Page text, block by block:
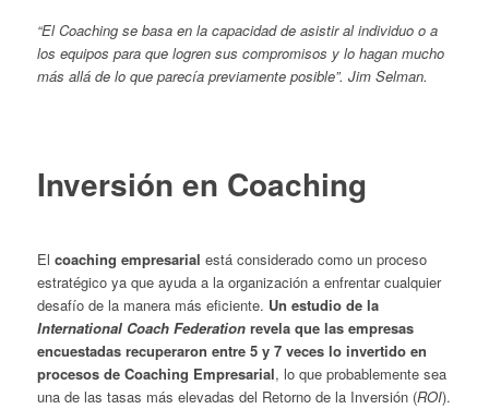
“El Coaching se basa en la capacidad de asistir al individuo o a
los equipos para que logren sus compromisos y lo hagan mucho
más allá de lo que parecía previamente posible”. Jim Selman.
Inversión en Coaching
El coaching empresarial está considerado como un proceso
estratégico ya que ayuda a la organización a enfrentar cualquier
desafío de la manera más eficiente. Un estudio de la
International Coach Federationrevela que las empresas
encuestadas recuperaron entre 5 y 7 veces lo invertido en
procesos de Coaching Empresarial, lo que probablemente sea
una de las tasas más elevadas del Retorno de la Inversión (ROI).